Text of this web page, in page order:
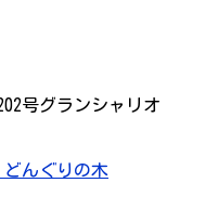
号グランシャリオ
んぐりの木